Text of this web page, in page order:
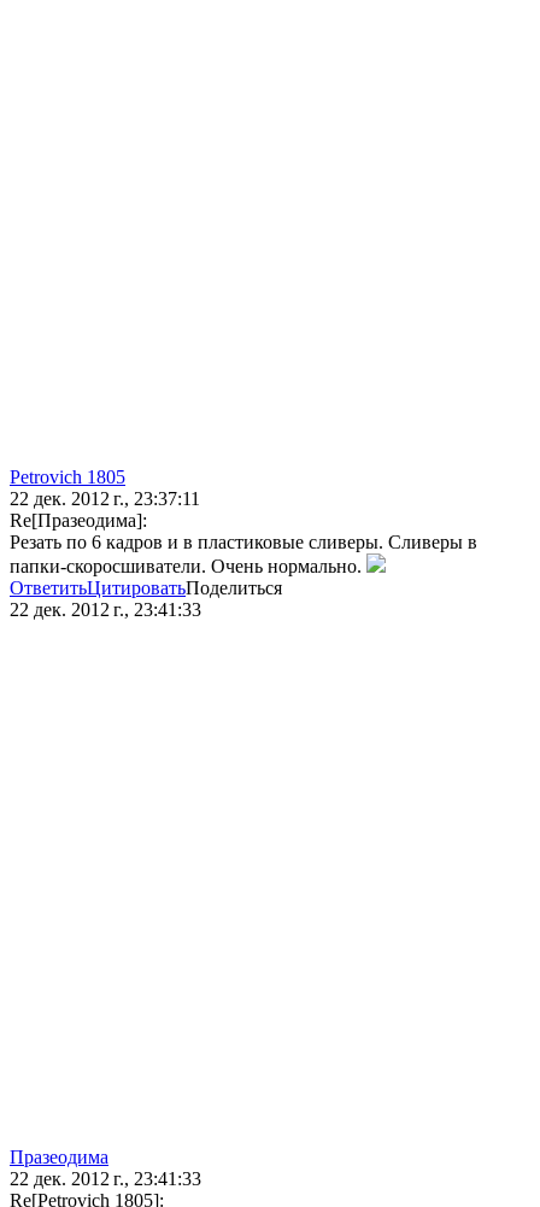
Petrovich 1805
22 дек. 2012 г., 23:37:11
Re[Празеодима]:
Резать по 6 кадров и в пластиковые сливеры. Сливеры в
папки-скоросшиватели. Очень нормально.
ОтветитьЦитироватьПоделиться
22 дек. 2012 г., 23:41:33
Празеодима
22 дек. 2012 г., 23:41:33
Re[Petrovich 1805]: